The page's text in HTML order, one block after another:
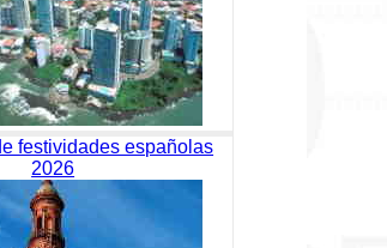
festividades españolas
2026